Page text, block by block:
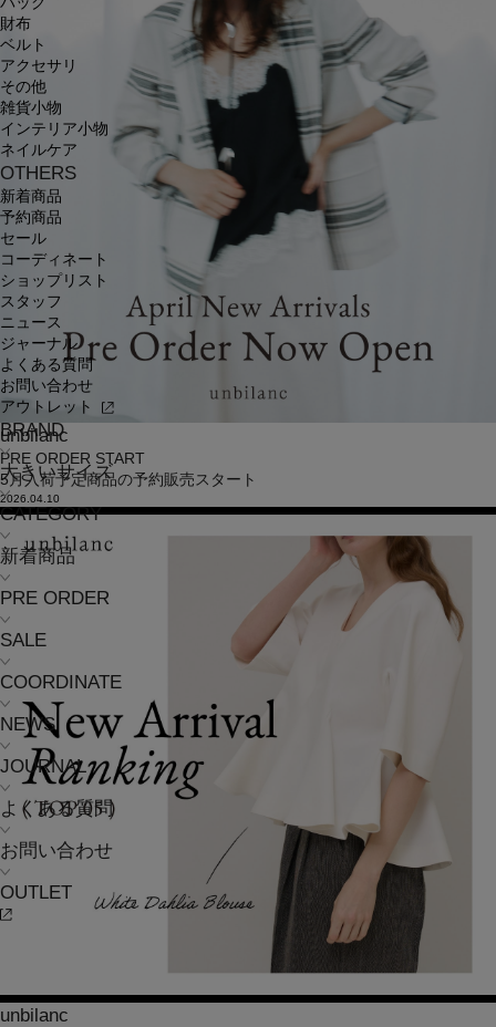
財布
ベルト
アクセサリ
その他
雑貨小物
インテリア小物
ネイルケア
OTHERS
新着商品
予約商品
セール
コーディネート
ショップリスト
スタッフ
ニュース
ジャーナル
よくある質問
お問い合わせ
アウトレット
BRAND
大きいサイズ
CATEGORY
新着商品
PRE ORDER
SALE
COORDINATE
NEWS
JOURNAL
よくある質問
お問い合わせ
OUTLET
unbilanc
PRE ORDER START
5月入荷予定商品の予約販売スタート
2026.04.10
unbilanc